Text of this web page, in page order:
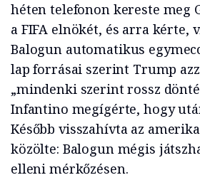
héten telefonon kereste meg
a FIFA elnökét, és arra kérte,
Balogun automatikus
lap forrásai szerint Trump
„mindenki szerint rossz
Infantino megígérte, hogy
Később visszahívta az
közölte: Balogun mégis
elleni mérkőzésen.